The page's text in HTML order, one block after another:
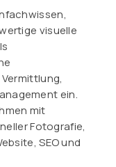
visuelle
ein.
mit
Fotografie,
SEO und